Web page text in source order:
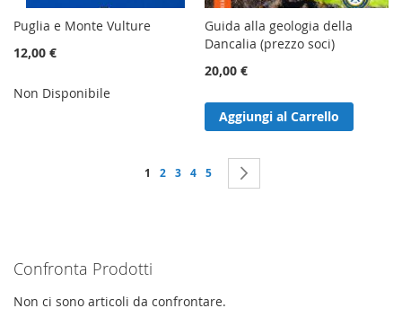
Puglia e Monte Vulture
12,00 €
Non Disponibile
Guida alla geologia della
Dancalia (prezzo soci)
20,00 €
Aggiungi al Carrello
Pagina
Attualmente stai leggendo la pagina
1 Pagina
2 Pagina
3 Pagina
4 Pagina
5
Confronta Prodotti
Non ci sono articoli da confrontare.